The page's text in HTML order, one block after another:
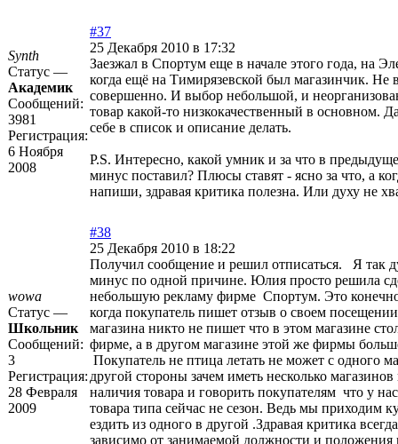
Synth
Статус —
Академик
Сообщений:
3981
Регистрация:
6 Ноября
2008
#37
25 Декабря 2010 в 17:32
Заезжал в Спортум еще в начале этого года, на
когда ещё на Тимирязевской был магазинчик. Не
совершенно. И выбор небольшой, и
товар какой-то низкокачественный в основном.
себе в список и описание делать.
P.S. Интересно, какой умник и за что в
минус поставил? Плюсы ставят - ясно за что, а
напиши, здравая критика полезна. Или духу не
wowa
Статус —
Школьник
Сообщений:
3
Регистрация:
28 Февраля
2009
#38
25 Декабря 2010 в 18:22
Получил сообщение и решил отписаться. Я так
минус по одной причине. Юлия просто решила
небольшую рекламу фирме Спортум. Это
когда покупатель пишет отзыв о своем
магазина никто не пишет что в этом магазине
фирме, а в другом магазине этой же фирмы
Покупатель не птица летать не может с одного
другой стороны зачем иметь несколько
наличия товара и говорить покупателям что у
товара типа сейчас не сезон. Ведь мы приходим
ездить из одного в другой .Здравая критика
зависимо от занимаемой должности и положения